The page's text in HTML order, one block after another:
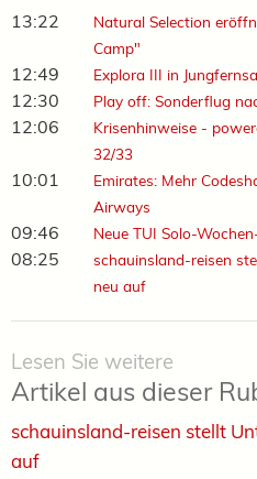
13:22
Natural Selection
Camp"
12:49 Explora III in
12:30 Play off: Sonderflug
12:06
Krisenhinweise -
32/33
10:01
Emirates: Mehr
Airways
09:46 Neue TUI Solo-
08:25
schauinsland-reisen
neu auf
Lesen Sie weitere
Artikel aus dieser
schauinsland-reisen stellt
auf